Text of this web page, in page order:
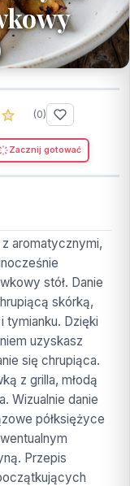
(0)
Zacznij gotować
aromatycznymi,
stół. Danie
skórką,
tymianku. Dzięki
uzyskasz
się chrupiąca.
z grilla, młodą
Wizualnie danie
półksiężyce
Przepis